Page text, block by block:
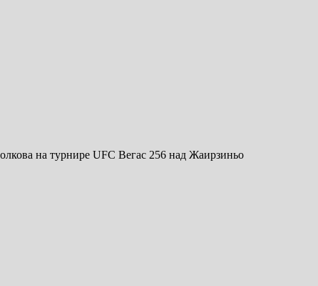
на турнире UFC Вегас 256 над Жаирзиньо